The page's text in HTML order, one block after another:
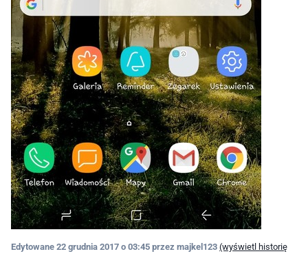
Edytowane 22 grudnia 2017 o 03:45 przez majkel123 (wyświetl historię